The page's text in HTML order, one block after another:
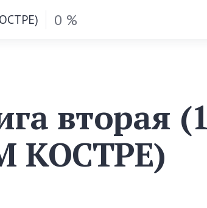
0 %
вторая
КОСТРЕ)